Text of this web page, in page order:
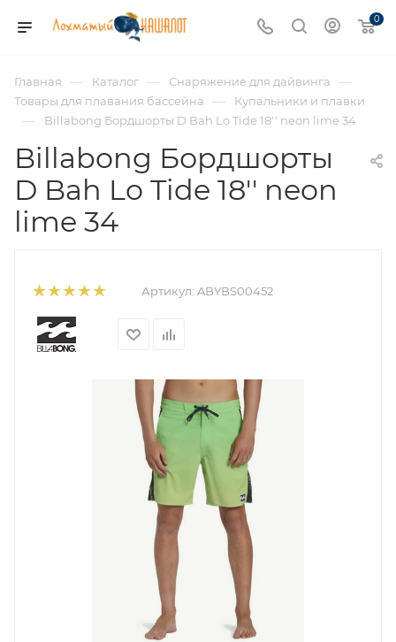
0
Главная — Каталог — Снаряжение для дайвинга —
Товары для плавания бассейна — Купальники и плавки
— Billabong Бордшорты D Bah Lo Tide 18'' neon lime 34
Billabong Бордшорты
D Bah Lo Tide 18'' neon
lime 34
Артикул: ABYBS00452